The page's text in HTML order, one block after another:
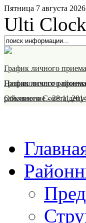
Пятница 7 августа 2026
Ulti
График личного
Назрановского
График личного
районного Совета
Объявление-